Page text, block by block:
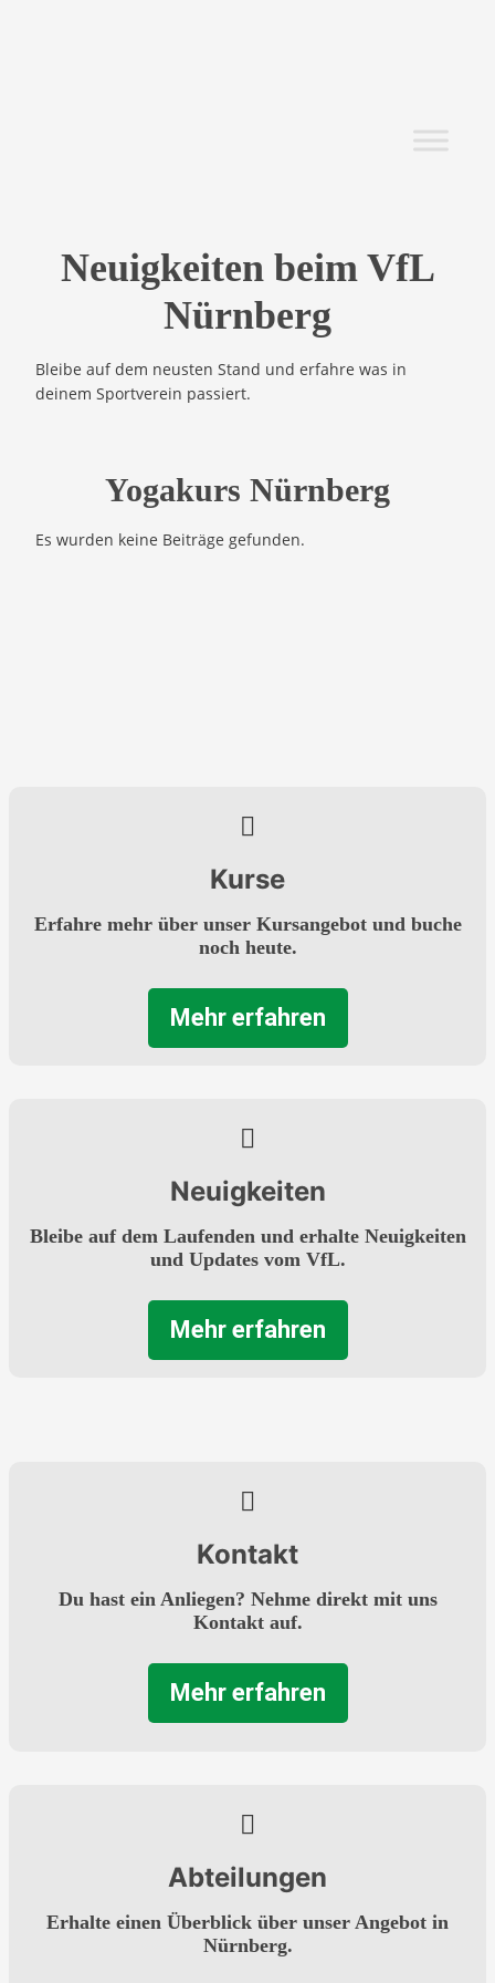
Neuigkeiten beim VfL
Nürnberg
Bleibe auf dem neusten Stand und erfahre was in
deinem Sportverein passiert.
Yogakurs Nürnberg
Es wurden keine Beiträge gefunden.
Kurse
Erfahre mehr über unser Kursangebot und buche
noch heute.
Mehr erfahren
Neuigkeiten
Bleibe auf dem Laufenden und erhalte Neuigkeiten
und Updates vom VfL.
Mehr erfahren
Kontakt
Du hast ein Anliegen? Nehme direkt mit uns
Kontakt auf.
Mehr erfahren
Abteilungen
Erhalte einen Überblick über unser Angebot in
Nürnberg.